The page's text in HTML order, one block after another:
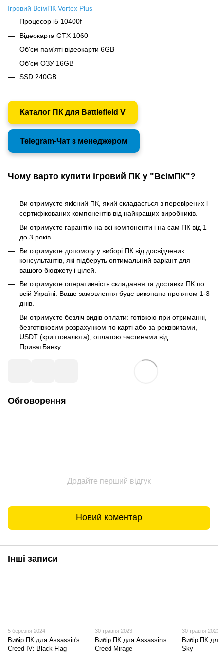
Ігровий ВсімПК Vortex Plus
Процесор i5 10400f
Відеокарта GTX 1060
Об'єм пам'яті відеокарти 6GB
Об'єм ОЗУ 16GB
SSD 240GB
Каталог ПК для Battlefield V
Telegram-Чат з менеджером
Чому варто купити ігровий ПК у "ВсімПК"?
Ви отримуєте якісний ПК, який складається з перевірених і
сертифікованих компонентів від найкращих виробників.
Ви отримуєте гарантію на всі компоненти і на сам ПК від 1
до 3 років.
Ви отримуєте допомогу у виборі ПК від досвідчених
консультантів, які підберуть оптимальний варіант для
вашого бюджету і цілей.
Ви отримуєте оперативність складання та доставки ПК по
всій Україні. Ваше замовлення буде виконано протягом 1-3
днів.
Ви отримуєте безліч видів оплати: готівкою при отриманні,
безготівковим розрахунком по карті або за реквізитами,
USDT (криптовалюта), оплатою частинами від
ПриватБанку.
Обговорення
Додайте перший відгук
Новий коментар
Інші записи
5 березня 2024
Вибір ПК для Assassin's
Creed IV: Black Flag
30 травня 2023
Вибір ПК для Assassin's
Creed Mirage
30 травня
Вибір ПК
Sky